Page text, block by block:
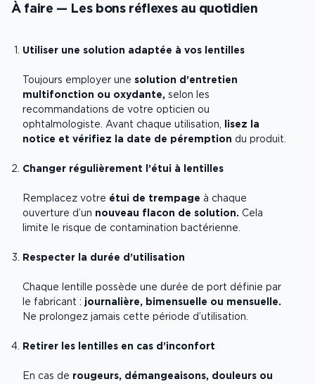
À faire — Les bons réflexes au quotidien
Utiliser une solution adaptée à vos lentilles
Toujours employer une solution d’entretien
multifonction ou oxydante, selon les
recommandations de votre opticien ou
ophtalmologiste. Avant chaque utilisation,
lisez la
notice et vérifiez la date de péremption du produit.
Changer régulièrement l’étui à lentilles
Remplacez votre étui de trempage à chaque
ouverture d’un nouveau flacon de solution. Cela
limite le risque de contamination bactérienne.
Respecter la durée d’utilisation
Chaque lentille possède une durée de port définie par
le fabricant : journalière, bimensuelle ou mensuelle.
Ne prolongez jamais cette période d’utilisation.
Retirer les lentilles en cas d’inconfort
En cas de rougeurs, démangeaisons, douleurs ou